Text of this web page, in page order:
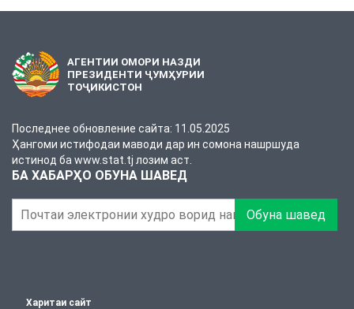
АГЕНТИИ ОМОРИ НАЗДИ
ПРЕЗИДЕНТИ ҶУМҲУРИИ
ТОҶИКИСТОН
Последнее обновление сайта: 11.05.2025
Ҳангоми истифодаи маводи дар ин сомона нашршуда
истинод ба www.stat.tj лозим аст.
БА ХАБАРҲО ОБУНА ШАВЕД
Обуна шавед
Харитаи сайт